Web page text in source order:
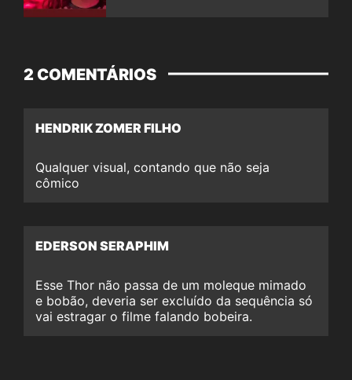
2 COMENTÁRIOS
HENDRIK ZOMER FILHO
Qualquer visual, contando que não seja
cômico
EDERSON SERAPHIM
Esse Thor não passa de um moleque mimado
e bobão, deveria ser excluído da sequência só
vai estragar o filme falando bobeira.